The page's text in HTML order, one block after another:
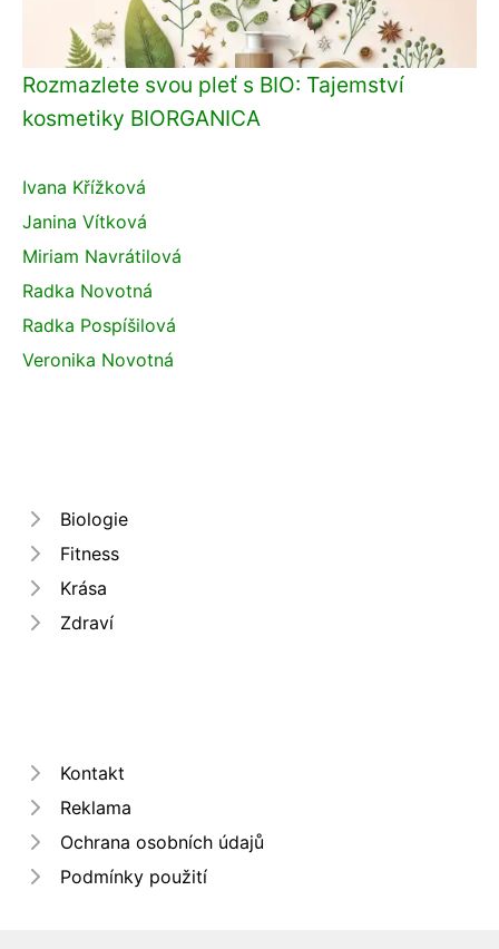
Rozmazlete svou pleť s BIO: Tajemství
kosmetiky BIORGANICA
Ivana Křížková
Janina Vítková
Miriam Navrátilová
Radka Novotná
Radka Pospíšilová
Veronika Novotná
Biologie
Fitness
Krása
Zdraví
Kontakt
Reklama
Ochrana osobních údajů
Podmínky použití